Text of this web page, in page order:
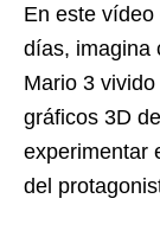
En este
días, imagina
Mario 3
gráficos 3D
experimentar
del